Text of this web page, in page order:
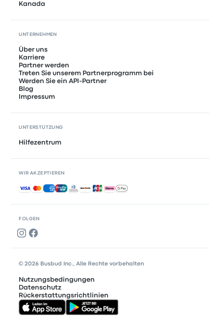
FOLGEN
Kanada
UNTERNEHMEN
Über uns
Karriere
Partner werden
Treten Sie unserem Partnerprogramm bei
Werden Sie ein API-Partner
Blog
Impressum
UNTERSTÜTZUNG
Hilfezentrum
WIR AKZEPTIEREN
Akzeptierte Zahlungsmethoden
© 2026 Busbud Inc., Alle Rechte vorbehalten
Nutzungsbedingungen
Datenschutz
Rückerstattungsrichtlinien